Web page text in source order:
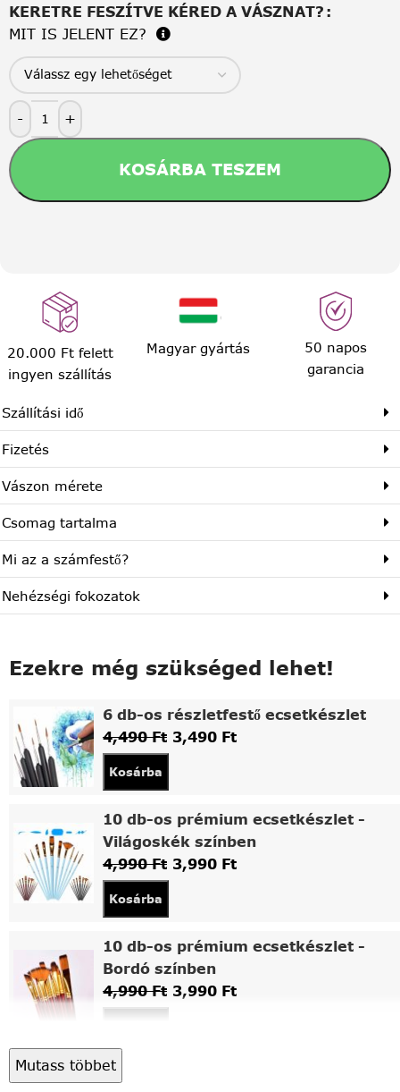
KERETRE FESZÍTVE KÉRED A VÁSZNAT?
MIT IS JELENT EZ?
- +
KOSÁRBA TESZEM
20.000 Ft felett
ingyen szállítás
Magyar gyártás
50 napos
garancia
Szállítási idő
Fizetés
Vászon mérete
Csomag tartalma
Mi az a számfestő?
Nehézségi fokozatok
Ezekre még szükséged lehet!
6 db-os részletfestő ecsetkészlet
4,490Ft 3,490 Ft
Kosárba
10 db-os prémium ecsetkészlet -
Világoskék színben
4,990Ft 3,990 Ft
Kosárba
10 db-os prémium ecsetkészlet -
Bordó színben
4,990Ft 3,990 Ft
Asztali fa festőállvány
Mutass többet